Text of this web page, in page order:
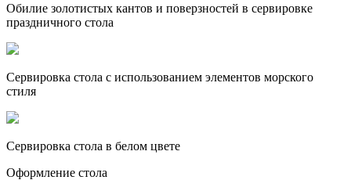
Обилие золотистых кантов и поверзностей в сервировке
праздничного стола
Сервировка стола с использованием элементов морского
стиля
Сервировка стола в белом цвете
Оформление стола